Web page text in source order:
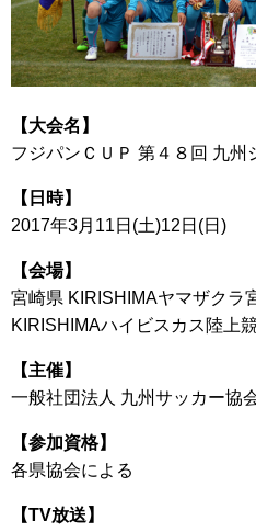
【大会名】
フジパンＣＵＰ 第４８回 九州
【日時】
2017年3月11日(土)12日(日)
【会場】
宮崎県 KIRISHIMAヤマザクラ
KIRISHIMAハイビスカス陸上
【主催】
一般社団法人 九州サッカー協
【参加資格】
各県協会による
【TV放送】